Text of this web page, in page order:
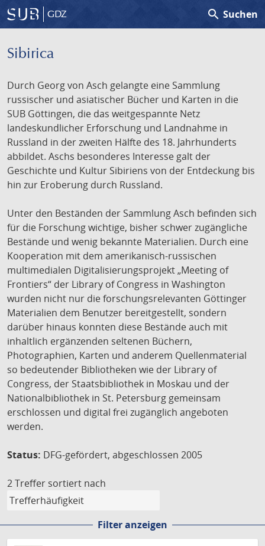
GDZ search Suchen
Sibirica
Durch Georg von Asch gelangte eine Sammlung
russischer und asiatischer Bücher und Karten in die
SUB Göttingen, die das weitgespannte Netz
landeskundlicher Erforschung und Landnahme in
Russland in der zweiten Hälfte des 18. Jahrhunderts
abbildet. Aschs besonderes Interesse galt der
Geschichte und Kultur Sibiriens von der Entdeckung bis
hin zur Eroberung durch Russland.
Unter den Beständen der Sammlung Asch befinden sich
für die Forschung wichtige, bisher schwer zugängliche
Bestände und wenig bekannte Materialien. Durch eine
Kooperation mit dem amerikanisch-russischen
multimedialen Digitalisierungsprojekt „Meeting of
Frontiers“ der Library of Congress in Washington
wurden nicht nur die forschungsrelevanten Göttinger
Materialien dem Benutzer bereitgestellt, sondern
darüber hinaus konnten diese Bestände auch mit
inhaltlich ergänzenden seltenen Büchern,
Photographien, Karten und anderem Quellenmaterial
so bedeutender Bibliotheken wie der Library of
Congress, der Staatsbibliothek in Moskau und der
Nationalbibliothek in St. Petersburg gemeinsam
erschlossen und digital frei zugänglich angeboten
werden.
Status: DFG-gefördert, abgeschlossen 2005
2 Treffer sortiert nach
Filter anzeigen